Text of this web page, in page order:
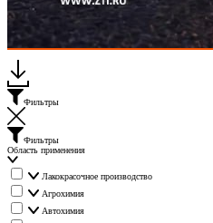
Фильтры
Фильтры
Область применения
Лакокрасочное производство
Агрохимия
Автохимия